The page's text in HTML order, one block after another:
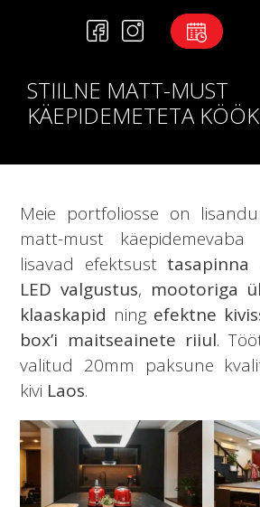
STIILNE MATT-MUST
KÄEPIDEMETETA KÖÖK
Meie portfoliosse on
matt-must käepidemevaba
lisavad efektsust tasapinna
LED valgustus, mootoriga
klaaskapid ning efektne
box’i maitseainete riiul.
valitud 20mm paksune
kivi Laos.